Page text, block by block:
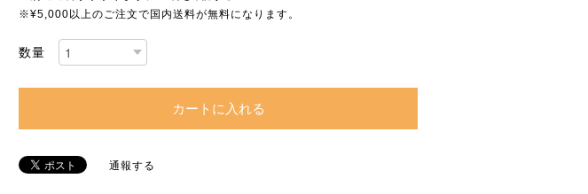
※¥5,000以上のご注文で国内送料が無料になります。
数量
カートに入れる
通報する